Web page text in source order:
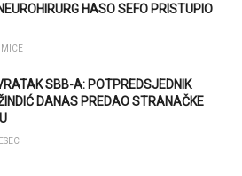
HASO SEFO PRISTUPIO
SBB-A: POTPREDSJEDNIK
DANAS PREDAO STRANAČKE